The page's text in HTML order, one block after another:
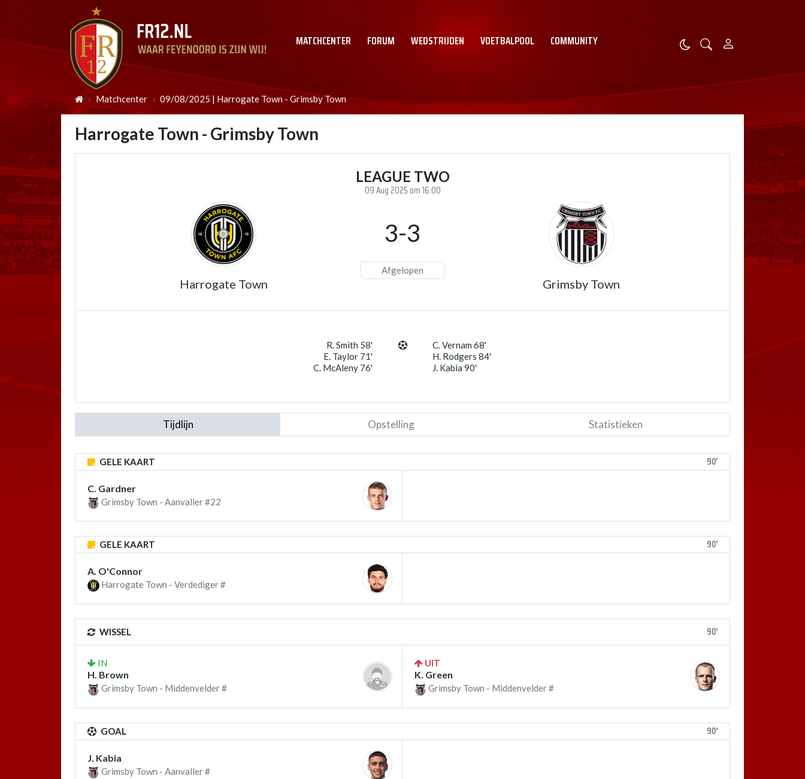
MATCHCENTER FORUM WEDSTRIJDEN VOETBALPOOL COMMUNITY
Matchcenter 09/08/2025 | Harrogate Town - Grimsby Town
Harrogate Town - Grimsby Town
LEAGUE TWO
09 Aug 2025 om 16:00
Harrogate Town
3-3
Afgelopen
Grimsby Town
R. Smith 58'
E. Taylor 71'
C. McAleny 76'
C. Vernam 68'
H. Rodgers 84'
J. Kabia 90'
Tijdlijn Opstelling Statistieken
GELE KAART 90'
C. Gardner
Grimsby Town - Aanvaller #22
GELE KAART 90'
A. O'Connor
Harrogate Town - Verdediger #
WISSEL 90'
IN
H. Brown
Grimsby Town - Middenvelder #
UIT
K. Green
Grimsby Town - Middenvelder #
GOAL 90'
J. Kabia
Grimsby Town - Aanvaller #